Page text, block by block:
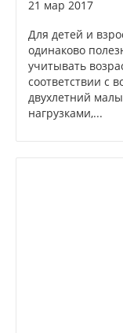
21 мар 2017
Для детей и
одинаково
учитывать
соответствии с
двухлетний
нагрузками,...